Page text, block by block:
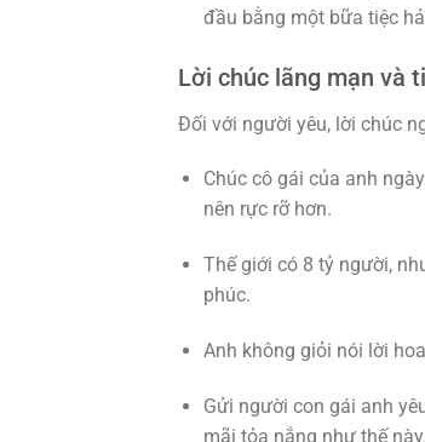
đầu bằng một bữa tiệc
Lời chúc lãng mạn và
Đối với người yêu, lời chúc
Chúc cô gái của anh ngày
nên rực rỡ hơn.
Thế giới có 8 tỷ người,
phúc.
Anh không giỏi nói lời
Gửi người con gái anh
mãi tỏa nắng như thế này.